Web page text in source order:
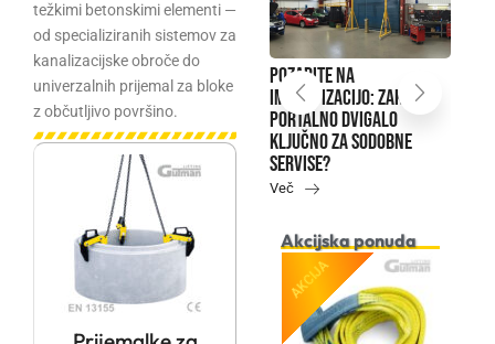
težkimi betonskimi elementi —
od specializiranih sistemov za
kanalizacijske obroče do
univerzalnih prijemal za bloke
z občutljivo površino.
Kako pravilno
uporabljati ADR letev?
Več
Pozabite na
improvizacijo: Zakaj je
portalno dvigalo
ključno za sodobne
servise?
Več
Akcijska ponuda
AKCIJA